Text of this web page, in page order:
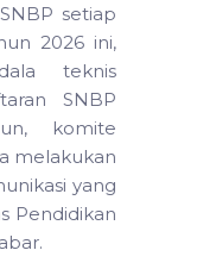
setiap
2026 ini,
teknis
SNBP
komite
melakukan
yang
Pendidikan